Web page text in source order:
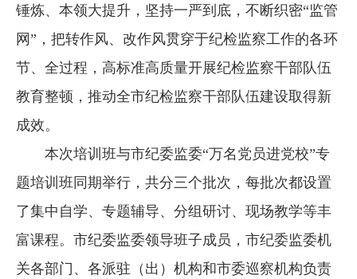
锤炼、本领大提升，坚持一严到底，不断织密“监管
网”，把转作风、改作风贯穿于纪检监察工作的各环
节、全过程，高标准高质量开展纪检监察干部队伍
教育整顿，推动全市纪检监察干部队伍建设取得新
成效。
本次培训班与市纪委监委“万名党员进党校”专
题培训班同期举行，共分三个批次，每批次都设置
了集中自学、专题辅导、分组研讨、现场教学等丰
富课程。市纪委监委领导班子成员，市纪委监委机
关各部门、各派驻（出）机构和市委巡察机构负责